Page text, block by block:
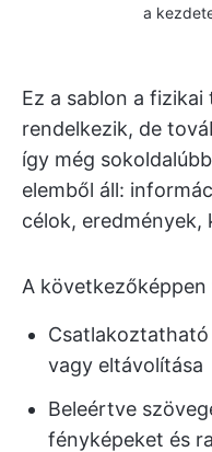
a
Ez a sablon a
rendelkezik, de
így még
elemből áll:
célok, eredmények,
A
vagy eltávolítása
Beleértve
fényképeket és